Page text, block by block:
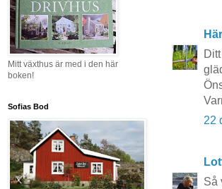
22
Så
Mitt växthus är med i den här
boken!
Sofias Bod